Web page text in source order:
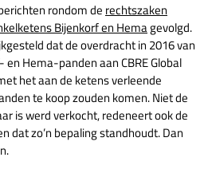
rondom de rechtszaken
Bijenkorf en Hemagevolgd.
dat de overdracht in 2016 van
Hema-panden aan CBRE Global
het aan de ketens verleende
te koop zouden komen. Niet de
is werd verkocht, redeneert ook de
dat zo’n bepaling standhoudt. Dan